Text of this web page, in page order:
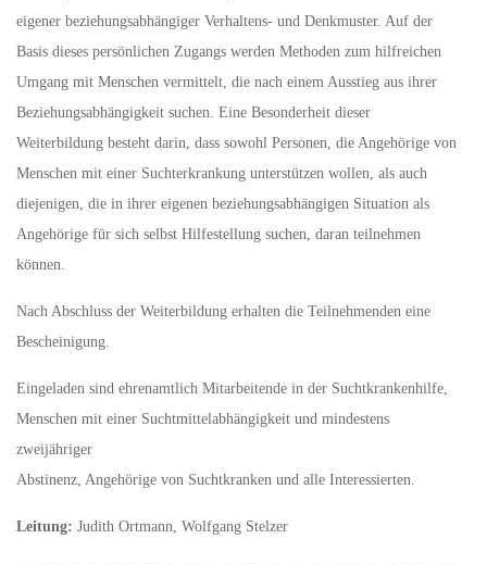
eigener beziehungsabhängiger Verhaltens- und Denkmuster. Auf der
Basis dieses persönlichen Zugangs werden Methoden zum hilfreichen
Umgang mit Menschen vermittelt, die nach einem Ausstieg aus ihrer
Beziehungsabhängigkeit suchen. Eine Besonderheit dieser
Weiterbildung besteht darin, dass sowohl Personen, die Angehörige von
Menschen mit einer Suchterkrankung unterstützen wollen, als auch
diejenigen, die in ihrer eigenen beziehungsabhängigen Situation als
Angehörige für sich selbst Hilfestellung suchen, daran teilnehmen
können.
Nach Abschluss der Weiterbildung erhalten die Teilnehmenden eine
Bescheinigung.
Eingeladen sind ehrenamtlich Mitarbeitende in der Suchtkrankenhilfe,
Menschen mit einer Suchtmittelabhängigkeit und mindestens
zweijähriger
Abstinenz, Angehörige von Suchtkranken und alle Interessierten.
Leitung: Judith Ortmann, Wolfgang Stelzer